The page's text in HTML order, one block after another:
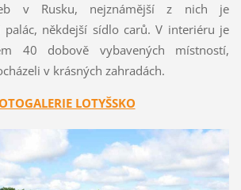
v Rusku, nejznámější z nich je
někdejší sídlo carů. V interiéru je
40 dobově vybavených místností,
v krásných zahradách.
LOTYŠSKO